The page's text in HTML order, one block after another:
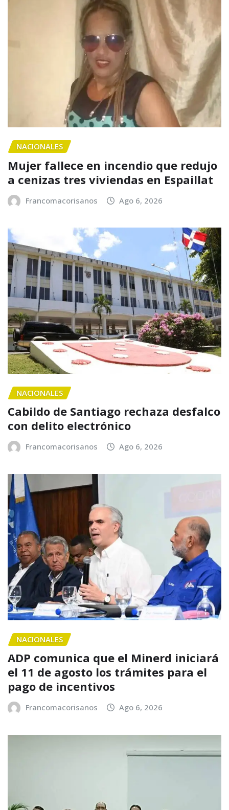
NACIONALES
Mujer fallece en incendio que redujo
a cenizas tres viviendas en Espaillat
Francomacorisanos Ago 6, 2026
NACIONALES
Cabildo de Santiago rechaza desfalco
con delito electrónico
Francomacorisanos Ago 6, 2026
NACIONALES
ADP comunica que el Minerd iniciará
el 11 de agosto los trámites para el
pago de incentivos
Francomacorisanos Ago 6, 2026